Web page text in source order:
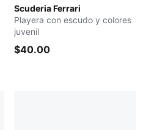
Scuderia Ferrari
Rosso Corsa
Playera con escudo y colores
juvenil
$40.00